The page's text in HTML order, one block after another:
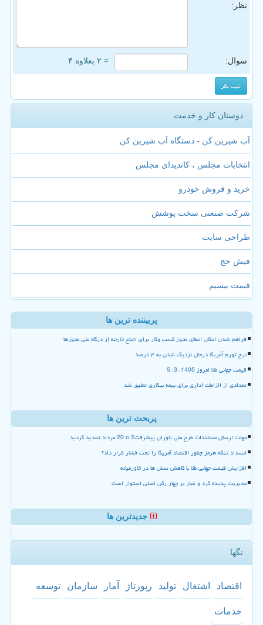
نظر:
سوال: = ۲ بعلاوه ۴
دوستان کار و خدمت
آب شیرین کن - دستگاه آب شیرین کن
انتخابات مجلس ، کاندیدای مجلس
خرید و فروش خودرو
شرکت صنعتی سخت پوشش
طراحی سایت
فیش حج
قیمت بیسیم
پربیننده ترین ها
فراهم شدن امکان اعطای مجوز کسب وکار برای اتباع خارجه از درگاه ملی مجوزها
نرخ تورم آمریکا درحال نزدیک شدن به ۴ درصد
قیمت جهانی طلا امروز 1405، 3، 5
تعدادی از الزامات اداری برای بیمه بیکاری تعلیق شد
پربحث ترین ها
مهلت ارسال مستندات طرح ملی یاوران پیشرفت2 تا 20 مرداد تمدید گردید
انسداد تنگه هرمز چطور اقتصاد آمریکا را تحت فشار قرار داد؟
افزایش قیمت جهانی طلا با کاهش تنش ها در خاورمیانه
مدیریت پدیده گرد و غبار بر چهار رکن اصلی استوار است
جدیدترین ها
تگها
اقتصاد اشتغال تولید رپورتاژ آمار سازمان توسعه
خدمات